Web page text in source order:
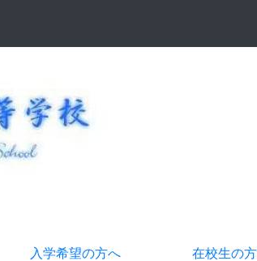
入学希望の方へ 在校生の